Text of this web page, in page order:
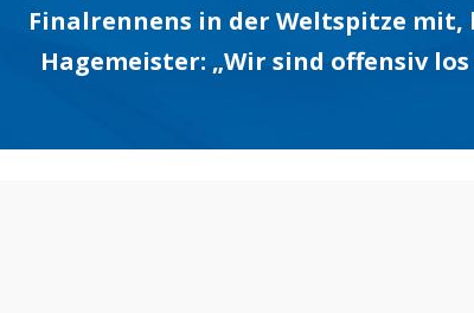
Finalrennens in der Weltspitze
Hagemeister: „Wir sind offensiv